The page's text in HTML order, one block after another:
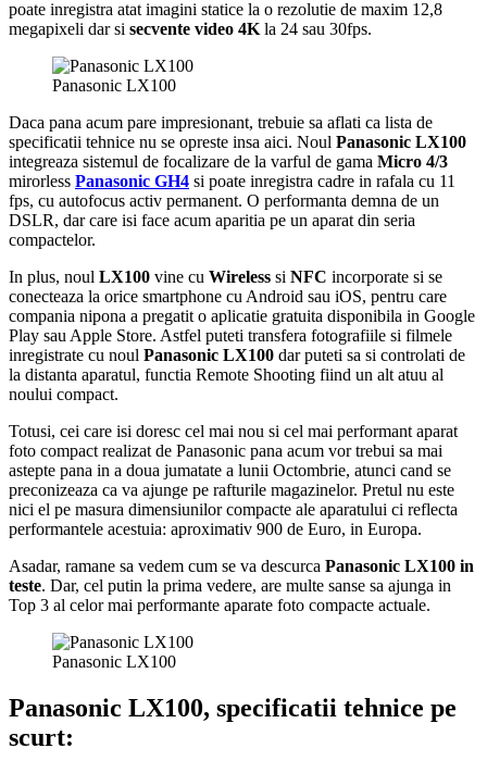
poate inregistra atat imagini statice la o rezolutie de maxim 12,8
megapixeli dar si secvente video 4K la 24 sau 30fps.
Panasonic LX100
Daca pana acum pare impresionant, trebuie sa aflati ca lista de
specificatii tehnice nu se opreste insa aici. Noul Panasonic LX100
integreaza sistemul de focalizare de la varful de gama Micro 4/3
mirorless Panasonic GH4 si poate inregistra cadre in rafala cu 11
fps, cu autofocus activ permanent. O performanta demna de un
DSLR, dar care isi face acum aparitia pe un aparat din seria
compactelor.
In plus, noul LX100 vine cu Wireless si NFC incorporate si se
conecteaza la orice smartphone cu Android sau iOS, pentru care
compania nipona a pregatit o aplicatie gratuita disponibila in Google
Play sau Apple Store. Astfel puteti transfera fotografiile si filmele
inregistrate cu noul Panasonic LX100 dar puteti sa si controlati de
la distanta aparatul, functia Remote Shooting fiind un alt atuu al
noului compact.
Totusi, cei care isi doresc cel mai nou si cel mai performant aparat
foto compact realizat de Panasonic pana acum vor trebui sa mai
astepte pana in a doua jumatate a lunii Octombrie, atunci cand se
preconizeaza ca va ajunge pe rafturile magazinelor. Pretul nu este
nici el pe masura dimensiunilor compacte ale aparatului ci reflecta
performantele acestuia: aproximativ 900 de Euro, in Europa.
Asadar, ramane sa vedem cum se va descurca Panasonic LX100 in
teste. Dar, cel putin la prima vedere, are multe sanse sa ajunga in
Top 3 al celor mai performante aparate foto compacte actuale.
Panasonic LX100
Panasonic LX100, specificatii tehnice pe
scurt: